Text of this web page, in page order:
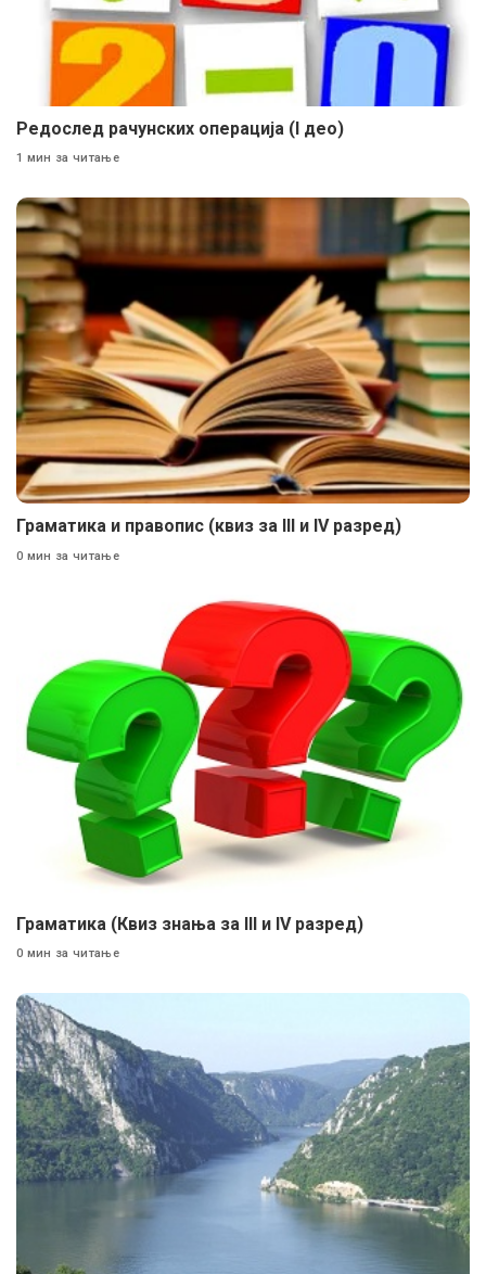
Редослед рачунских операција (I дeo)
1 мин за читање
Граматика и правопис (квиз за III и IV разред)
0 мин за читање
Граматика (Квиз знања за III и IV разред)
0 мин за читање